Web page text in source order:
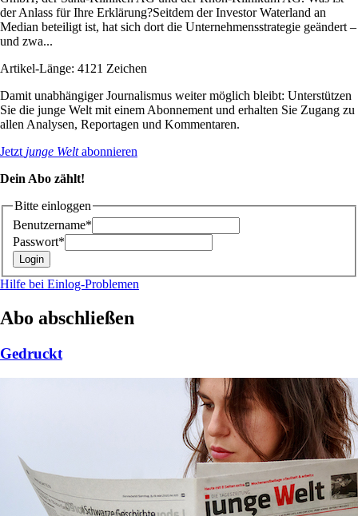
der Anlass für Ihre Erklärung?Seitdem der Investor Waterland an
Median beteiligt ist, hat sich dort die Unternehmensstrategie geändert –
und zwa...
Artikel-Länge: 4121 Zeichen
Damit unabhängiger Journalismus weiter möglich bleibt: Unterstützen
Sie die junge Welt mit einem Abonnement und erhalten Sie Zugang zu
allen Analysen, Reportagen und Kommentaren.
Jetzt junge Weltabonnieren
Dein Abo zählt!
Bitte einloggen
Benutzername*
Passwort*
Hilfe bei Einlog-Problemen
Abo abschließen
Gedruckt